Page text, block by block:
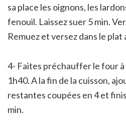
sa place les oignons, les
fenouil. Laissez suer 5 min.
Remuez et versez dans le plat
4- Faites préchauffer le four
1h40. A la fin de la cuisson,
restantes coupées en 4 et
min.